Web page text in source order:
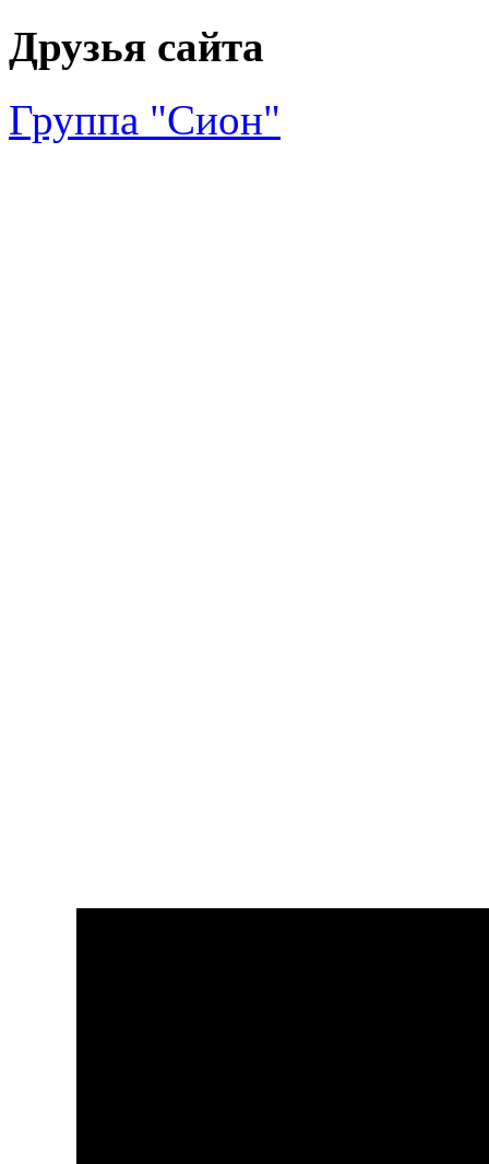
Друзья сайта
Группа "Сион"